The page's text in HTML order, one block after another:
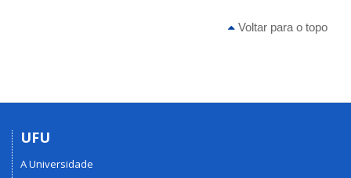
Voltar para o topo
UFU
A Universidade